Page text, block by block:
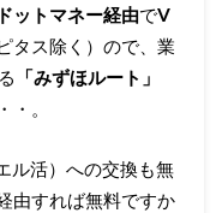
ドットマネー経由でV
タス除く）ので、業
「みずほルート」
・。
ル活）への交換も無
由すれば無料ですか